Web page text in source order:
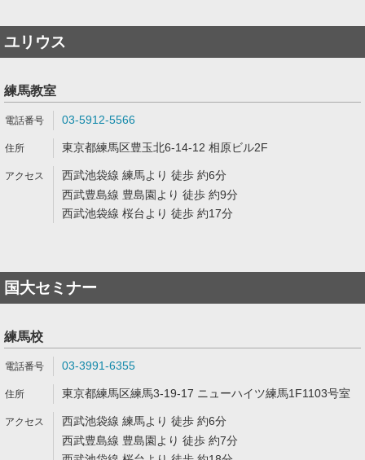
ユリウス
練馬教室
03-5912-5566
東京都練馬区豊玉北6-14-12 相原ビル2F
西武池袋線 練馬より 徒歩 約6分
西武豊島線 豊島園より 徒歩 約9分
西武池袋線 桜台より 徒歩 約17分
国大セミナー
練馬校
03-3991-6355
東京都練馬区練馬3-19-17 ニューハイツ練馬1F1103号室
西武池袋線 練馬より 徒歩 約6分
西武豊島線 豊島園より 徒歩 約7分